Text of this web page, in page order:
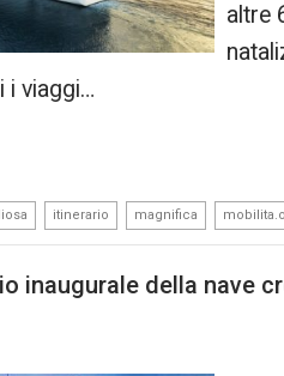
altre
i viaggi…
itinerario magnifica
inaugurale della nave